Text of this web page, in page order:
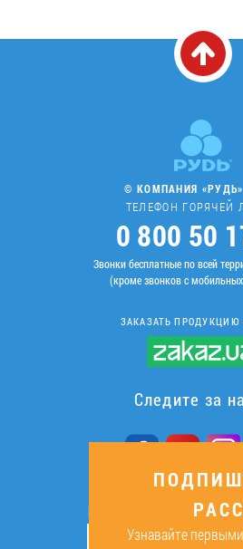
© КОМПАНИЯ
ТЕЛЕФОН ГОРЯЧЕЙ
0 800 50
Звонки бесплатные по всей
(кроме звонков с
ЗАКАЗАТЬ ПРОДУКЦИЮ
Следите за
ПОДПИШИТЕСЬ НА
Узнавайте